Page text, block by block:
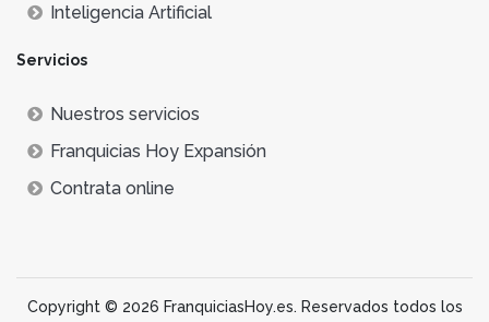
Inteligencia Artificial
Servicios
Nuestros servicios
Franquicias Hoy Expansión
Contrata online
Copyright © 2026 FranquiciasHoy.es. Reservados todos los